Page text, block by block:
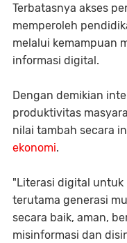
Terbatasnya akses
memperoleh
melalui kemampuan
informasi digital.
Dengan demikian
produktivitas
nilai tambah secara
ekonomi.
"Literasi digital untuk
terutama generasi
secara baik, aman,
misinformasi dan